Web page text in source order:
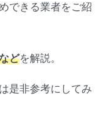
できる業者をご紹
どを解説。
是非参考にしてみ